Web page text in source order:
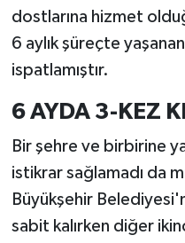
dostlarına hizmet
6 aylık şüreçte
ispatlamıştır.
6 AYDA 3-KEZ
Bir şehre ve birbirine
istikrar sağlamadı da
Büyükşehir
sabit kalırken diğer